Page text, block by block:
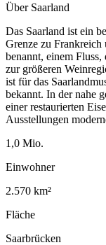
Über Saarland
Das Saarland ist ein
Grenze zu Frankreich
benannt, einem
zur größeren
ist für das
bekannt. In der nahe
einer restaurierten
Ausstellungen
1,0 Mio.
Einwohner
2.570 km²
Fläche
Saarbrücken